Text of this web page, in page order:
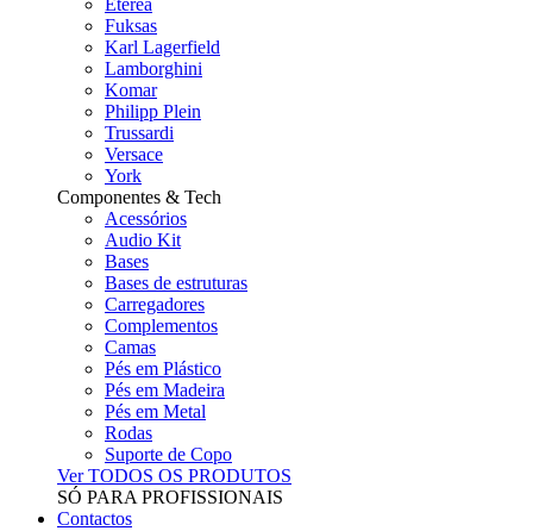
Eterea
Fuksas
Karl Lagerfield
Lamborghini
Komar
Philipp Plein
Trussardi
Versace
York
Componentes & Tech
Acessórios
Audio Kit
Bases
Bases de estruturas
Carregadores
Complementos
Camas
Pés em Plástico
Pés em Madeira
Pés em Metal
Rodas
Suporte de Copo
Ver TODOS OS PRODUTOS
SÓ PARA PROFISSIONAIS
Contactos